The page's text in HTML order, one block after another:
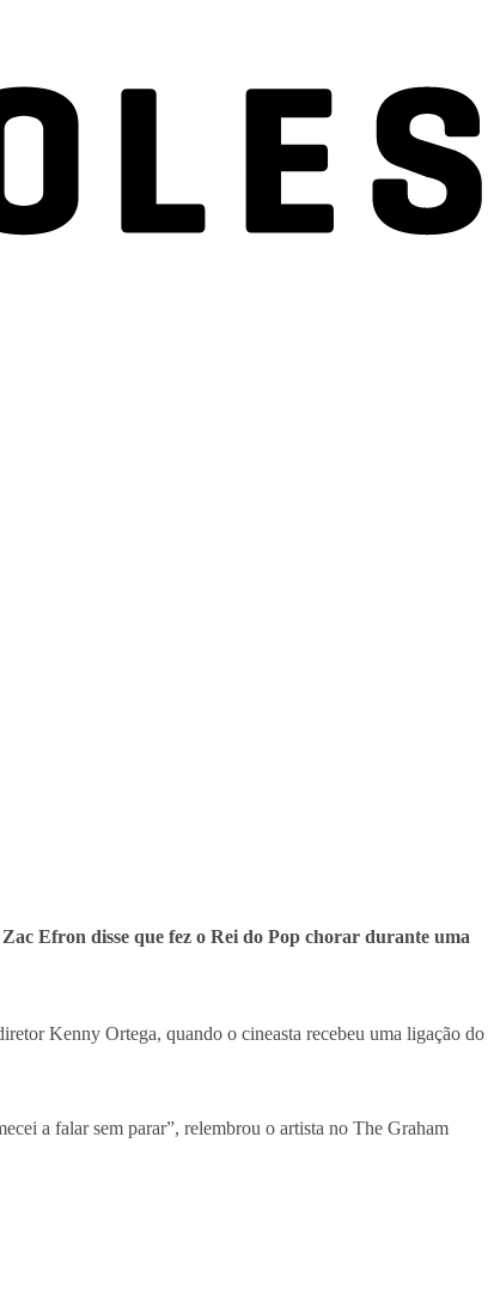
Zac Efron disse que fez o Rei do Pop chorar durante uma
Kenny Ortega, quando o cineasta recebeu uma ligação do
a falar sem parar”, relembrou o artista no The Graham